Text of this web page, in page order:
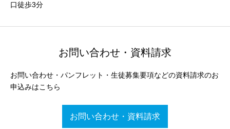
口徒歩3分
お問い合わせ・資料請求
お問い合わせ・パンフレット・生徒募集要項などの資料請求のお
申込みはこちら
お問い合わせ・資料請求